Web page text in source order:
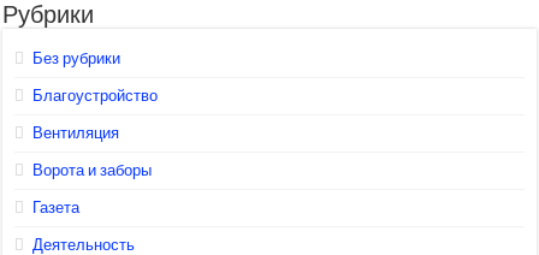
Рубрики
Без рубрики
Благоустройство
Вентиляция
Ворота и заборы
Газета
Деятельность